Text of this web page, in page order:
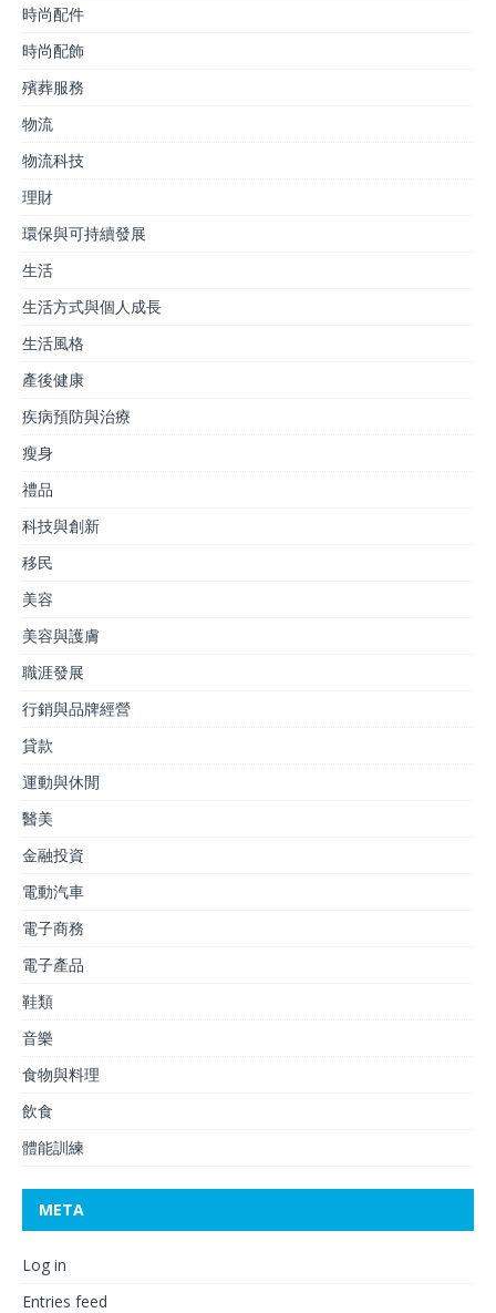
時尚配件
時尚配飾
殯葬服務
物流
物流科技
理財
環保與可持續發展
生活
生活方式與個人成長
生活風格
產後健康
疾病預防與治療
瘦身
禮品
科技與創新
移民
美容
美容與護膚
職涯發展
行銷與品牌經營
貸款
運動與休閒
醫美
金融投資
電動汽車
電子商務
電子產品
鞋類
音樂
食物與料理
飲食
體能訓練
META
Log in
Entries feed